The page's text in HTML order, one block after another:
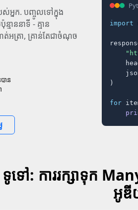
ស់អ្នក. បញ្ចូលទៅក្នុង
មាននាទី - គ្មាន
អត្រា, គ្រាន់តែជាចំណុច
ាន
import
)
for
ៅ: ការរក្សាទុក
អូ